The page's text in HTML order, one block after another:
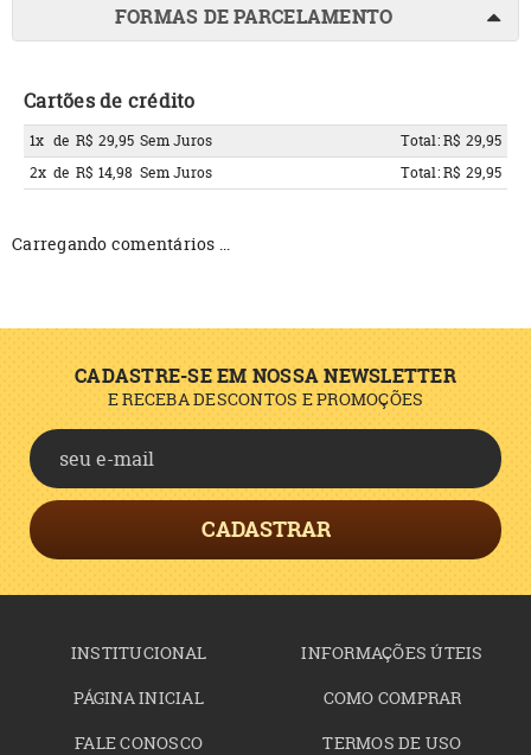
FORMAS DE PARCELAMENTO
Cartões de crédito
1x de R$ 29,95 Sem Juros
Total: R$ 29,95
2x de R$ 14,98 Sem Juros Total: R$ 29,95
Carregando comentários ...
CADASTRE-SE EM NOSSA NEWSLETTER
E RECEBA DESCONTOS E PROMOÇÕES
CADASTRAR
INSTITUCIONAL
PÁGINA INICIAL
FALE CONOSCO
INFORMAÇÕES ÚTEIS
COMO COMPRAR
TERMOS DE USO